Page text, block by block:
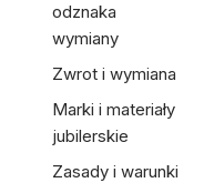
odznaka
wymiany
Zwrot i wymiana
Marki i materiały
jubilerskie
Zasady i warunki